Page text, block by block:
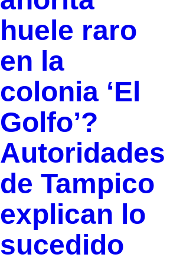
huele raro
en la
colonia ‘El
Golfo’?
Autoridades
de Tampico
explican lo
sucedido